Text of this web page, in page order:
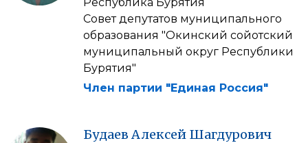
Совет депутатов муниципального
образования "Окинский сойотский
муниципальный округ Республики
Бурятия"
Член партии "Единая Россия"
Будаев Алексей Шагдурович